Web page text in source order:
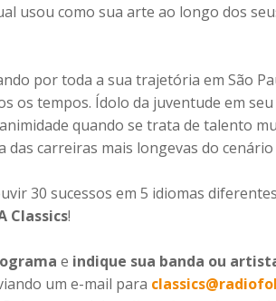
usou como sua arte ao longo dos
por toda a sua trajetória em São
os tempos. Ídolo da juventude em
quando se trata de talento
das carreiras mais longevas do
30 sucessos em 5 idiomas
Classics!
e indique sua banda ou
um e-mail para